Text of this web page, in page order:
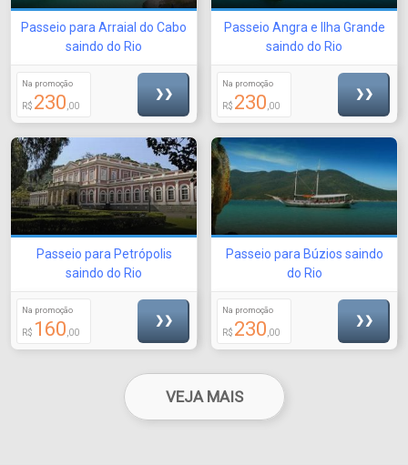
Passeio para Arraial do Cabo
saindo do Rio
Na promoção
R$ 230 ,00
❯❯
Passeio Angra e Ilha Grande
saindo do Rio
Na promoção
R$ 230 ,00
❯❯
Passeio para Petrópolis
saindo do Rio
Na promoção
R$ 160 ,00
❯❯
Passeio para Búzios saindo
do Rio
Na promoção
R$ 230 ,00
❯❯
VEJA MAIS